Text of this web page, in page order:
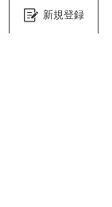
新規登録